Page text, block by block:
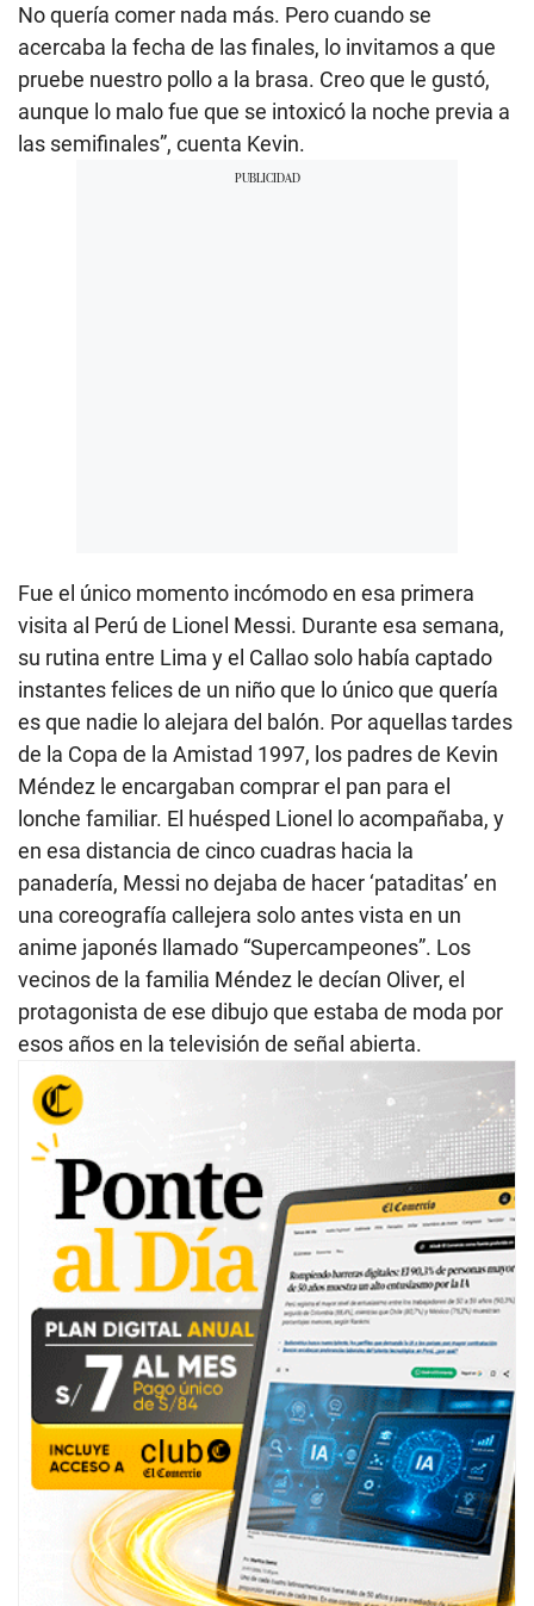
No quería comer nada más. Pero cuando se
acercaba la fecha de las finales, lo invitamos a que
pruebe nuestro pollo a la brasa. Creo que le gustó,
aunque lo malo fue que se intoxicó la noche previa a
las semifinales”, cuenta Kevin.
Fue el único momento incómodo en esa primera
visita al Perú de Lionel Messi. Durante esa semana,
su rutina entre Lima y el Callao solo había captado
instantes felices de un niño que lo único que quería
es que nadie lo alejara del balón. Por aquellas tardes
de la Copa de la Amistad 1997, los padres de Kevin
Méndez le encargaban comprar el pan para el
lonche familiar. El huésped Lionel lo acompañaba, y
en esa distancia de cinco cuadras hacia la
panadería, Messi no dejaba de hacer ‘pataditas’ en
una coreografía callejera solo antes vista en un
anime japonés llamado “Supercampeones”. Los
vecinos de la familia Méndez le decían Oliver, el
protagonista de ese dibujo que estaba de moda por
esos años en la televisión de señal abierta.